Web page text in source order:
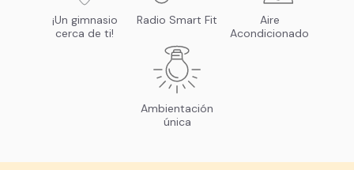
¡Un gimnasio
cerca de ti!
Radio Smart Fit
Aire
Acondicionado
Ambientación
única